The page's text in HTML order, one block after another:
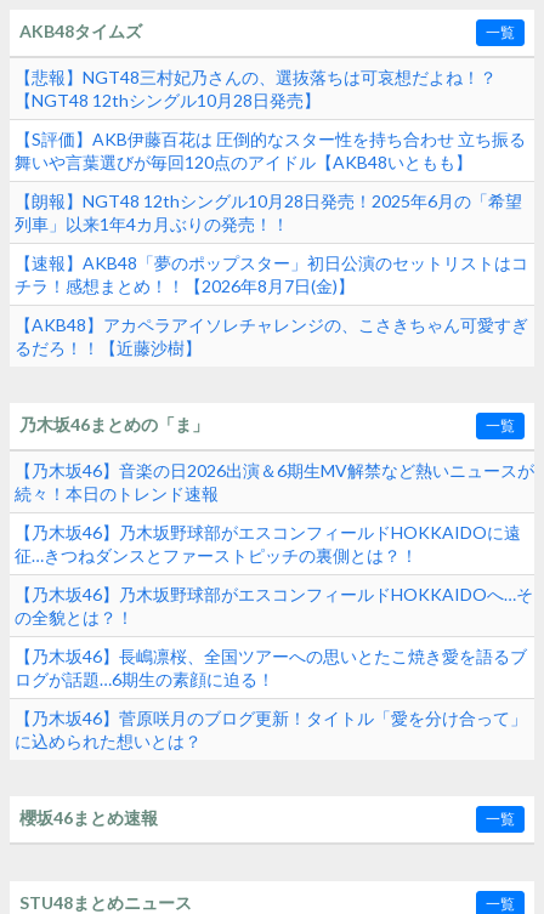
AKB48タイムズ 一覧
【悲報】NGT48三村妃乃さんの、選抜落ちは可哀想だよね！？
【NGT48 12thシングル10月28日発売】
【S評価】AKB伊藤百花は 圧倒的なスター性を持ち合わせ 立ち振る
舞いや言葉選びが毎回120点のアイドル【AKB48いともも】
【朗報】NGT48 12thシングル10月28日発売！2025年6月の「希望
列車」以来1年4カ月ぶりの発売！！
【速報】AKB48「夢のポップスター」初日公演のセットリストはコ
チラ！感想まとめ！！【2026年8月7日(金)】
【AKB48】アカペラアイソレチャレンジの、こさきちゃん可愛すぎ
るだろ！！【近藤沙樹】
乃木坂46まとめの「ま」 一覧
【乃木坂46】音楽の日2026出演＆6期生MV解禁など熱いニュースが
続々！本日のトレンド速報
【乃木坂46】乃木坂野球部がエスコンフィールドHOKKAIDOに遠
征…きつねダンスとファーストピッチの裏側とは？！
【乃木坂46】乃木坂野球部がエスコンフィールドHOKKAIDOへ…そ
の全貌とは？！
【乃木坂46】長嶋凛桜、全国ツアーへの思いとたこ焼き愛を語るブ
ログが話題…6期生の素顔に迫る！
【乃木坂46】菅原咲月のブログ更新！タイトル「愛を分け合って」
に込められた想いとは？
櫻坂46まとめ速報 一覧
STU48まとめニュース 一覧